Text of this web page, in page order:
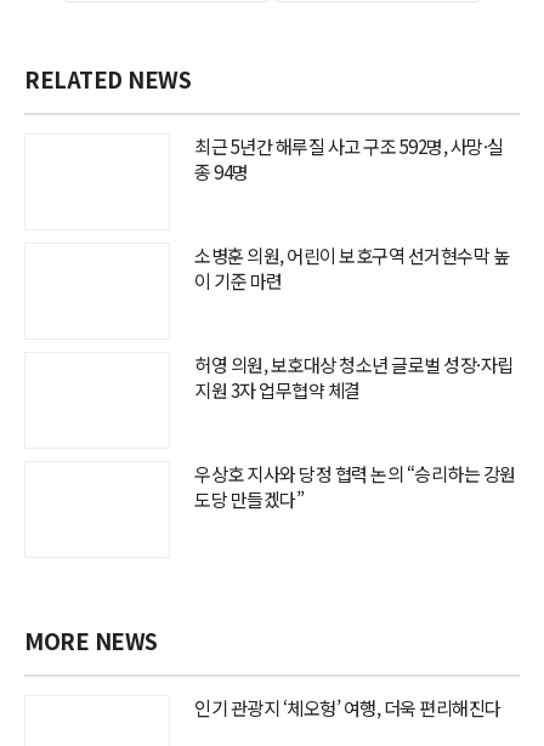
RELATED NEWS
최근 5년간 해루질 사고 구조 592명, 사망·실
종 94명
소병훈 의원, 어린이 보호구역 선거현수막 높
이 기준 마련
허영 의원, 보호대상 청소년 글로벌 성장·자립
지원 3자 업무협약 체결
우상호 지사와 당정 협력 논의 “승리하는 강원
도당 만들겠다”
MORE NEWS
인기 관광지 ‘체오헝’ 여행, 더욱 편리해진다